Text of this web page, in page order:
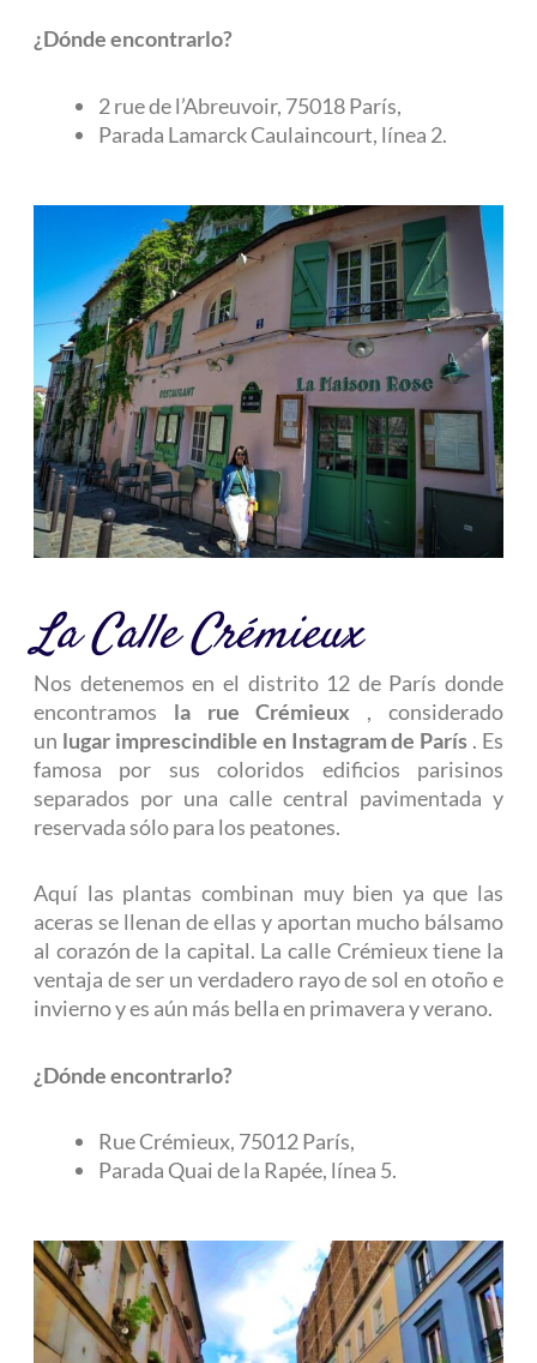
¿Dónde encontrarlo?
2 rue de l’Abreuvoir, 75018 París,
Parada Lamarck Caulaincourt, línea 2.
La Calle Crémieux
Nos detenemos en el distrito 12 de París donde
encontramos la rue Crémieux , considerado
un lugar imprescindible en Instagram de París . Es
famosa por sus coloridos edificios parisinos
separados por una calle central pavimentada y
reservada sólo para los peatones.
Aquí las plantas combinan muy bien ya que las
aceras se llenan de ellas y aportan mucho bálsamo
al corazón de la capital. La calle Crémieux tiene la
ventaja de ser un verdadero rayo de sol en otoño e
invierno y es aún más bella en primavera y verano.
¿Dónde encontrarlo?
Rue Crémieux, 75012 París,
Parada Quai de la Rapée, línea 5.